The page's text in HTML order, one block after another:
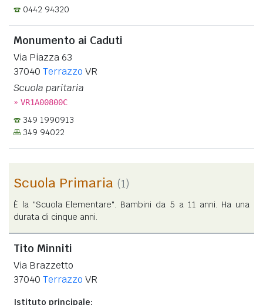
0442 94320
Monumento ai Caduti
Via Piazza 63
37040 Terrazzo VR
Scuola paritaria
» VR1A00800C
349 1990913
349 94022
Scuola Primaria (1)
È la "Scuola Elementare". Bambini da 5 a 11 anni. Ha una
durata di cinque anni.
Tito Minniti
Via Brazzetto
37040 Terrazzo VR
Istituto principale: